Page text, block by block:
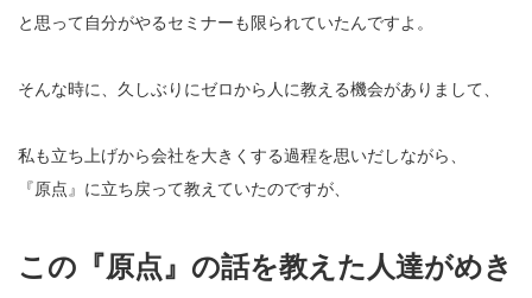
と思って自分がやるセミナーも限られていたんですよ。
そんな時に、久しぶりにゼロから人に教える機会がありまして、
私も立ち上げから会社を大きくする過程を思いだしながら、
『原点』に立ち戻って教えていたのですが、
この『原点』の話を教えた人達がめき